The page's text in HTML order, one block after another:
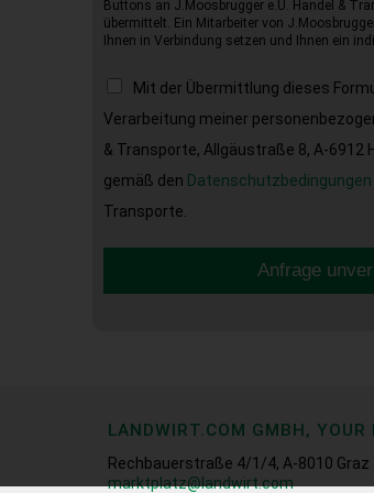
Buttons an J.Moosbrugger e.U. Handel &
übermittelt. Ein Mitarbeiter von
Ihnen in Verbindung setzen und Ihnen ein
Mit der Übermittlung dieses
Verarbeitung meiner
& Transporte, Allgäustraße 8, A-6912
gemäß den Datenschutzbedingungen
Transporte.
Anfrage
LANDWIRT.COM GMBH, YOUR
Rechbauerstraße 4/1/4, A-8010 Graz
marktplatz@landwirt.com